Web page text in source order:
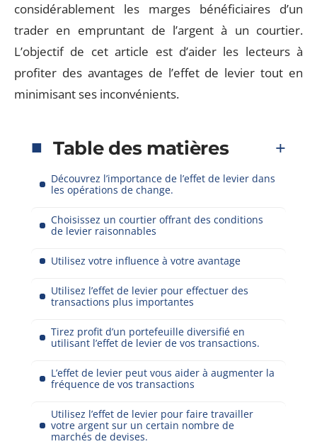
considérablement les marges bénéficiaires d’un
trader en empruntant de l’argent à un courtier.
L’objectif de cet article est d’aider les lecteurs à
profiter des avantages de l’effet de levier tout en
minimisant ses inconvénients.
Table des matières
Découvrez l’importance de l’effet de levier dans
les opérations de change.
Choisissez un courtier offrant des conditions
de levier raisonnables
Utilisez votre influence à votre avantage
Utilisez l’effet de levier pour effectuer des
transactions plus importantes
Tirez profit d’un portefeuille diversifié en
utilisant l’effet de levier de vos transactions.
L’effet de levier peut vous aider à augmenter la
fréquence de vos transactions
Utilisez l’effet de levier pour faire travailler
votre argent sur un certain nombre de
marchés de devises.